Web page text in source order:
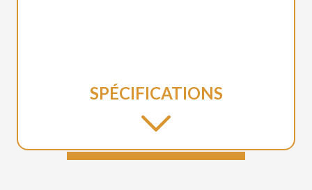
SPÉCIFICATIONS